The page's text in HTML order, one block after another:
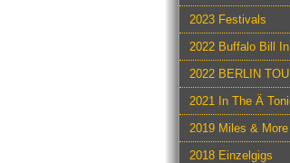
2023 Festivals
2022 Buffalo Bill
2022 BERLIN
2021 In The Ä
2019 Miles & More
2018 Einzelgigs